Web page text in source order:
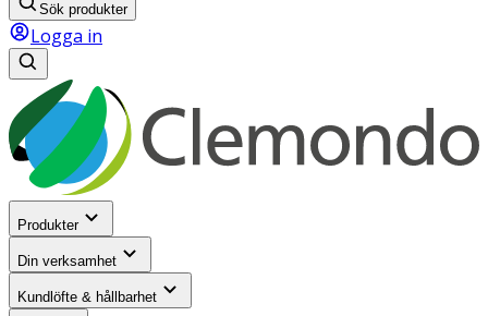
Sök produkter
Logga in
Produkter
Din verksamhet
Kundlöfte & hållbarhet